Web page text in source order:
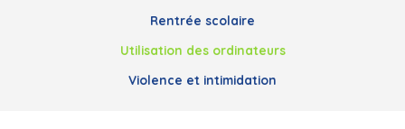
Rentrée scolaire
Utilisation des ordinateurs
Violence et intimidation